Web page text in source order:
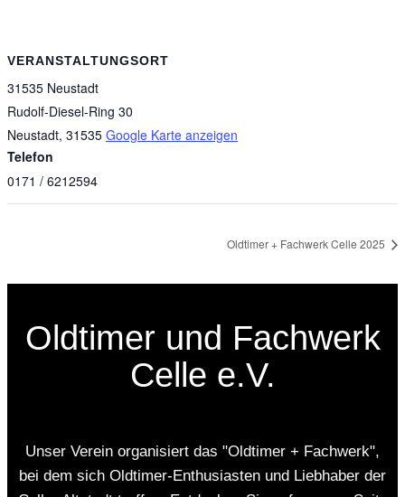
VERANSTALTUNGSORT
31535 Neustadt
Rudolf-Diesel-Ring 30
Neustadt, 31535 Google Karte anzeigen
Telefon
0171 / 6212594
Oldtimer + Fachwerk Celle 2025
Oldtimer und Fachwerk
Celle e.V.
Unser Verein organisiert das "Oldtimer + Fachwerk",
bei dem sich Oldtimer-Enthusiasten und Liebhaber der